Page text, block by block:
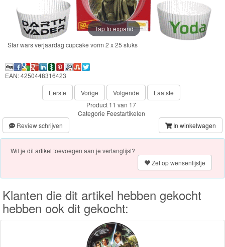
Paw
Patrol
Fireman
Sam
Magische
Eenhoorn
Mickey
&
Puzzels
Avengers
Tap to expand
Star wars verjaardag cupcake vorm 2 x 25 stuks
EAN: 4250448316423
Eerste
Vorige Volgende
Laatste
Product 11 van 17
Categorie Feestartikelen
Review schrijven
In winkelwagen
Wil je dit artikel toevoegen aan je verlanglijst?
Zet op wensenlijstje
Klanten die dit artikel hebben gekocht
hebben ook dit gekocht: